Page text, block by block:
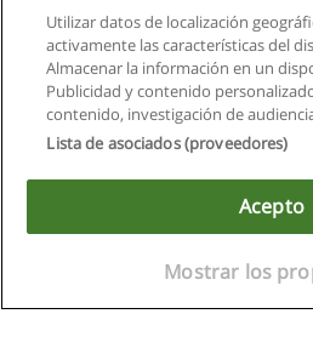
Reglas de
Privacidad de
Copyright © Educaedu Business
Utilizar datos de localización
activamente las características del
Almacenar la información en un
Publicidad y contenido
contenido, investigación de
Lista de asociados (proveedores)
Acepto
Mostrar los